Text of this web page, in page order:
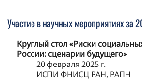
Участие в научных мероприятиях за
Круглый стол «Риски
России: сценарии будущего»
20 февраля 2025 г.
ИСПИ ФНИСЦ РАН, РАПН